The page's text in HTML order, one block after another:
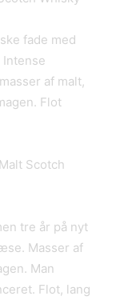
fade med
af malt,
Flot
Scotch
tre år på nyt
Masser af
Man
Flot, lang